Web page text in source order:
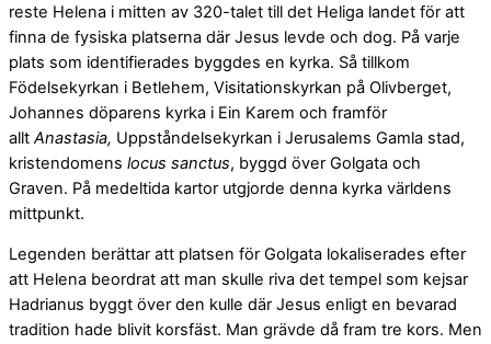
reste Helena i mitten av 320-talet till det Heliga landet för att
finna de fysiska platserna där Jesus levde och dog. På varje
plats som identifierades byggdes en kyrka. Så tillkom
Födelsekyrkan i Betlehem, Visitationskyrkan på Olivberget,
Johannes döparens kyrka i Ein Karem och framför
allt Anastasia, Uppståndelsekyrkan i Jerusalems Gamla stad,
kristendomens locus sanctus, byggd över Golgata och
Graven. På medeltida kartor utgjorde denna kyrka världens
mittpunkt.
Legenden berättar att platsen för Golgata lokaliserades efter
att Helena beordrat att man skulle riva det tempel som kejsar
Hadrianus byggt över den kulle där Jesus enligt en bevarad
tradition hade blivit korsfäst. Man grävde då fram tre kors. Men